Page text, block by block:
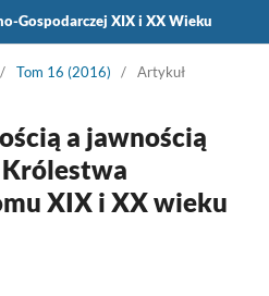
Gospodarczej XIX i XX Wieku
/ Tom 16 (2016) / Artykuł
a jawnością
XIX i XX wieku